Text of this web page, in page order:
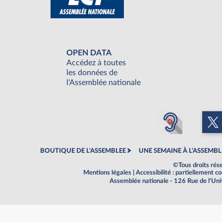
OPEN DATA
Accédez à toutes
les données de
l'Assemblée nationale
BOUTIQUE DE L'ASSEMBLEE UNE SEMAINE À
©Tous droits
Mentions légales
Accessibilité : partiellement
Assemblée nationale - 126 Rue de